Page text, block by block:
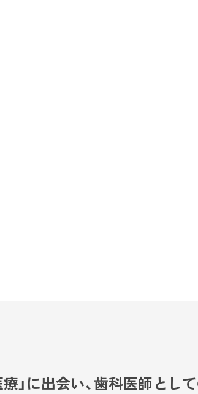
療」に出会い、歯科医師とし